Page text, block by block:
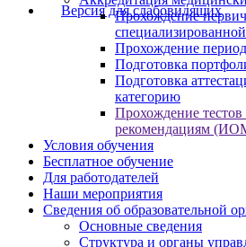
Версия для слабовидящих
Прохождение
Прохождение
Подготовка
Подготовка
категорию
Прохождение
рекомендациям
Условия обучения
Бесплатное обучение
Для работодателей
Наши мероприятия
Сведения об образовательной
Основные сведения
Структура и органы